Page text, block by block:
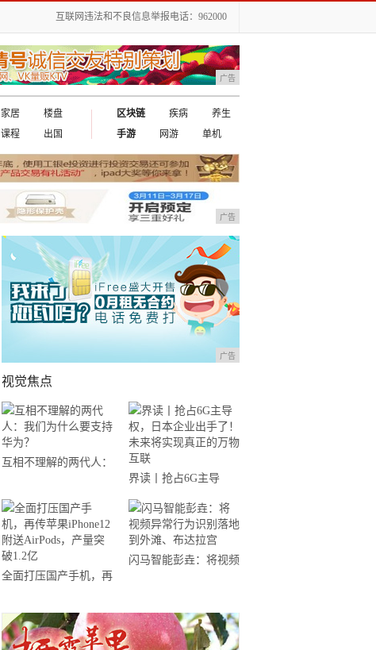
互联网违法和不良信息举报电话：962000
广告
家居
楼盘
课程 出国
区块链 疾病
养生
手游
网游 单机
广告
广告
视觉焦点
互相不理解的两代人：
为？
界读丨抢占6G主导
权，日本企业出手了！
未来将实现真正的万物
互联
全面打压国产手机，再
AirPods，产量突破1.2
亿
闪马智能彭垚：将视频